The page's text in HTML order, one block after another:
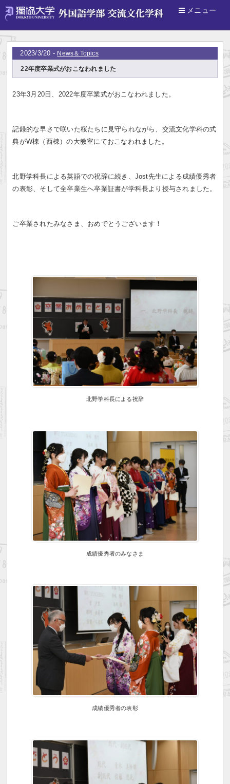
メニュー
2023/3/20 - News＆Topics
22年度卒業式がおこなわれました
23年3月20日、2022年度卒業式がおこなわれました。
記録的な早さで咲いた桜たちに見守られながら、交流文化学科の式
典がW棟（西棟）の大教室にておこなわれました。
北野学科長による英語での祝辞に続き、Jost先生による成績優秀者
の表彰、そして全卒業生へ卒業証書が学科長より授与されました。
ご卒業されたみなさま、おめでとうございます！
北野学科長による祝辞
成績優秀者のみなさま
成績優秀者の表彰